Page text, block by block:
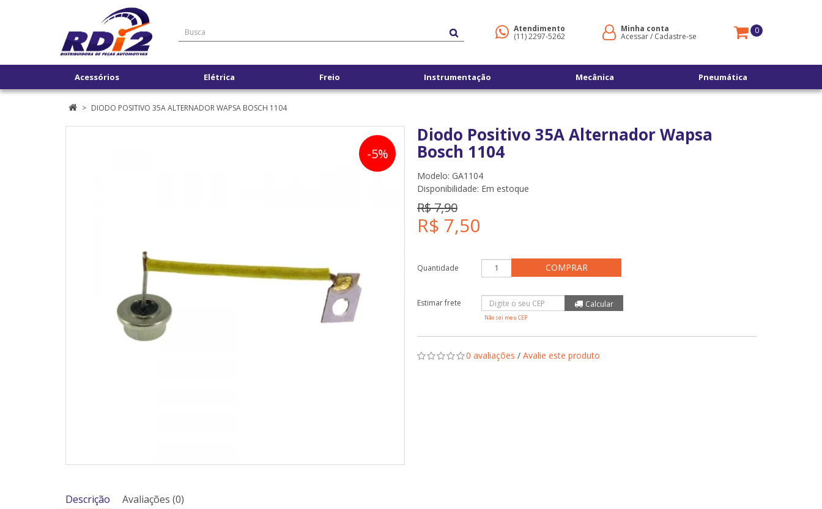
Atendimento
(11) 2297-5262
Minha conta
Acessar/ Cadastre-se
0
Acessórios Elétrica Freio Instrumentação Mecânica Pneumática
DIODO POSITIVO 35A ALTERNADOR WAPSA BOSCH 1104
-5%
Diodo Positivo 35A Alternador Wapsa
Bosch 1104
Modelo: GA1104
Disponibilidade: Em estoque
R$ 7,90
R$ 7,50
Quantidade COMPRAR
Não sei meu CEP
0 avaliações / Avalie este produto
Descrição Avaliações (0)